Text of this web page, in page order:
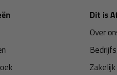
Dit is
Over